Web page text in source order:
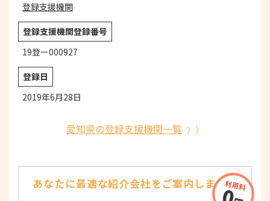
登録支援機関
登録支援機関登録番号
19登ー000927
登録日
2019年6月28日
愛知県の登録支援機関一覧
あなたに最適な紹介会社をご案内します！